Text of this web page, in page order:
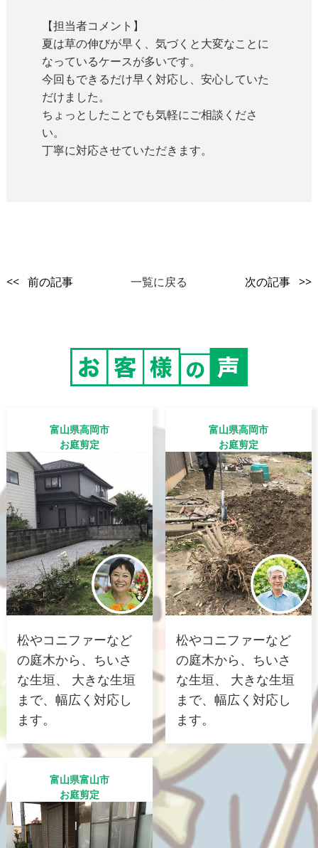
【担当者コメント】
夏は草の伸びが早く、気づくと大変なことに
なっているケースが多いです。
今回もできるだけ早く対応し、安心していた
だけました。
ちょっとしたことでも気軽にご相談くださ
い。
丁寧に対応させていただきます。
<< 前の記事 一覧に戻る 次の記事 >>
富山県高岡市
お庭剪定
松やコニファーなど
の庭木から、ちいさ
な生垣、 大きな生垣
まで、幅広く対応し
ます。
富山県高岡市
お庭剪定
松やコニファーなど
の庭木から、ちいさ
な生垣、 大きな生垣
まで、幅広く対応し
ます。
富山県富山市
お庭剪定